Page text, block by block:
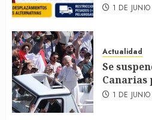
1 DE
Actualidad
Se
Canarias
1 DE